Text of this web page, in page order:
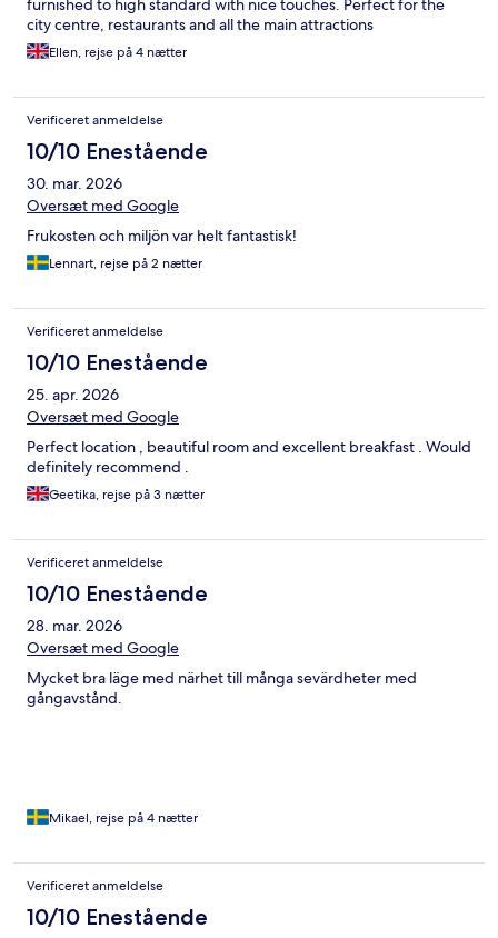
furnished to high standard with nice touches. Perfect for the
city centre, restaurants and all the main attractions
Ellen, rejse på 4 nætter
Verificeret anmeldelse
10/10 Enestående
30. mar. 2026
Oversæt med Google
Frukosten och miljön var helt fantastisk!
Lennart, rejse på 2 nætter
Verificeret anmeldelse
10/10 Enestående
25. apr. 2026
Oversæt med Google
Perfect location , beautiful room and excellent breakfast . Would
definitely recommend .
Geetika, rejse på 3 nætter
Verificeret anmeldelse
10/10 Enestående
28. mar. 2026
Oversæt med Google
Mycket bra läge med närhet till många sevärdheter med
gångavstånd.
Mikael, rejse på 4 nætter
Verificeret anmeldelse
10/10 Enestående